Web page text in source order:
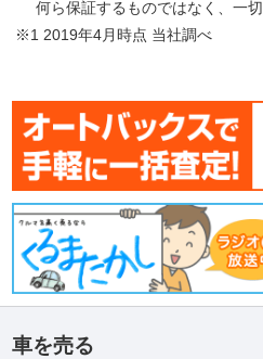
何ら保証するものではなく、一
※1 2019年4月時点 当社調べ
車を売る